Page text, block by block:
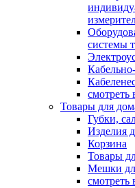
системы
смотреть
Товары для
Губки,
Изделия
Корзина
Товары
Мешки
смотреть